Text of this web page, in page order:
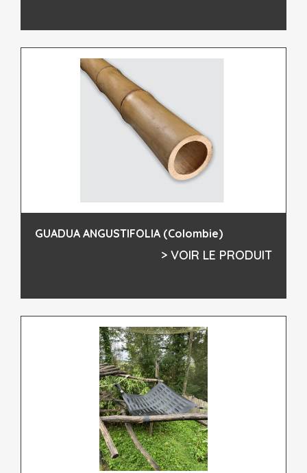
GUADUA ANGUSTIFOLIA (Colombie)
> VOIR LE PRODUIT